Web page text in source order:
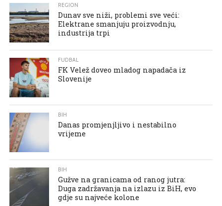
REGION
Dunav sve niži, problemi sve veći:
Elektrane smanjuju proizvodnju,
industrija trpi
FUDBAL
FK Velež doveo mladog napadača iz
Slovenije
BIH
Danas promjenjljivo i nestabilno
vrijeme
BIH
Gužve na granicama od ranog jutra:
Duga zadržavanja na izlazu iz BiH, evo
gdje su najveće kolone